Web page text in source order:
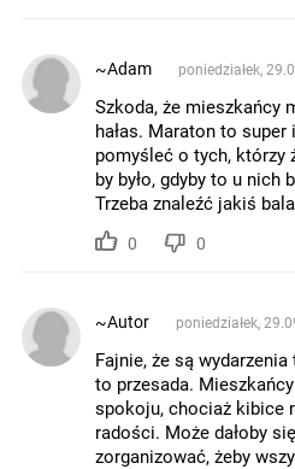
~Adam poniedziałek,
Szkoda, że mieszkańcy
hałas. Maraton to super
pomyśleć o tych, którzy
by było, gdyby to u nich
Trzeba znaleźć jakiś
0 0
~Autor poniedziałek,
Fajnie, że są
to przesada.
spokoju, chociaż kibice
radości. Może dałoby
zorganizować, żeby